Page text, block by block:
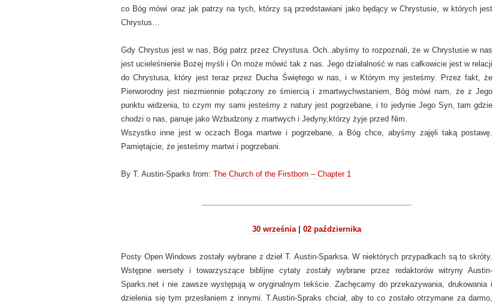
co Bóg mówi oraz jak patrzy na tych, którzy są przedstawiani jako będący w Chrystusie, w których jest
Chrystus…
Gdy Chrystus jest w nas, Bóg patrz przez Chrystusa. Och..abyśmy to rozpoznali, że w Chrystusie w nas
jest ucieleśnienie Bożej myśli i On może mówić tak z nas. Jego działalność w nas całkowicie jest w relacji
do Chrystusa, który jest teraz przez Ducha Świętego w nas, i w Którym my jesteśmy. Przez fakt, że
Pierworodny jest niezmiennie połączony ze śmiercią i zmartwychwstaniem, Bóg mówi nam, że z Jego
punktu widzenia, to czym my sami jesteśmy z natury jest pogrzebane, i to jedynie Jego Syn, tam gdzie
chodzi o nas, panuje jako Wzbudzony z martwych i Jedyny,którzy żyje przed Nim.
Wszystko inne jest w oczach Boga martwe i pogrzebane, a Bóg chce, abyśmy zajęli taką postawę.
Pamiętajcie, że jesteśmy martwi i pogrzebani.
By T. Austin-Sparks from: The Church of the Firstborn – Chapter 1
30 września| 02 października
Posty Open Windows zostały wybrane z dzieł T. Austin-Sparksa. W niektórych przypadkach są to skróty.
Wstępne wersety i towarzyszące biblijne cytaty zostały wybrane przez redaktorów witryny Austin-
Sparks.net i nie zawsze występują w oryginalnym tekście. Zachęcamy do przekazywania, drukowania i
dzielenia się tym przesłaniem z innymi. T.Austin-Spraks chciał, aby to co zostało otrzymane za darmo,